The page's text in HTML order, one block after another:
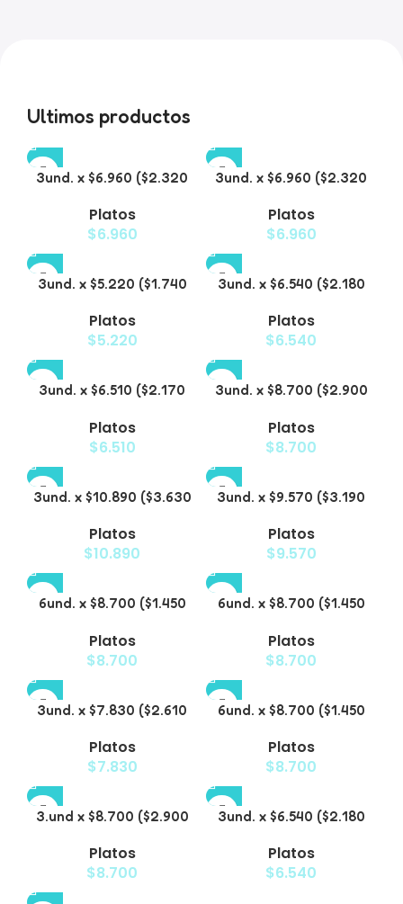
Ultimos productos
3und. x $6.960 ($2.320
Mascotas Diseño
Diamante
Platos
$6.960
3und. x $6.960 ($2.320
Mascotas
Platos
$6.960
3und. x $5.220 ($1.740
para Mascotas Diseño
Manzana
Platos
$5.220
3und. x $6.540 ($2.180
Antiderrame para
Mascotas
Platos
$6.540
3und. x $6.510 ($2.170
para Mascotas
Platos
$6.510
3und. x $8.700 ($2.900
Acero para Mascotas
Platos
$8.700
3und. x $10.890 ($3.630
Acero para Mascotas
Platos
$10.890
3und. x $9.570 ($3.190
para Mascotas
Platos
$9.570
6und. x $8.700 ($1.450
Mascotas
Platos
$8.700
6und. x $8.700 ($1.450
Mascotas Diseño Floral
Platos
$8.700
3und. x $7.830 ($2.610
para Mascotas
Platos
$7.830
6und. x $8.700 ($1.450
Antiderrame para
Mascotas
Platos
$8.700
3.und x $8.700 ($2.900
para Mascotas
Platos
$8.700
3und. x $6.540 ($2.180
para Mascotas con
Diseño Decorativo
Platos
$6.540